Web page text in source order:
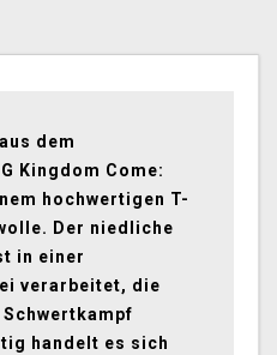
dem
Kingdom Come:
hochwertigen T-
Der niedliche
in einer
verarbeitet, die
handelt es sich